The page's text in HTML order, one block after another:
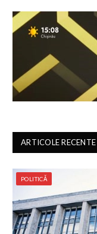
ARTICOLE RECENTE
POLITICĂ